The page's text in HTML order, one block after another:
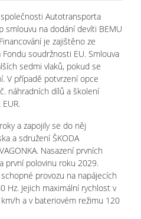
Autotransporta
smlouvu na dodání devíti BEMU
je zajištěno ze
soudržnosti EU. Smlouva
sedmi vlaků, pokud se
V případě potvrzení opce
náhradních dílů a školení
a zapojily se do něj
a sdružení ŠKODA
Nasazení prvních
první polovinu roku 2029.
provozu na napájecích
Hz. Jejich maximální rychlost v
h a v bateriovém režimu 120